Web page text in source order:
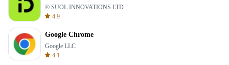
® SUOL INNOVATIONS LTD
4.9
Google Chrome
Google LLC
4.1